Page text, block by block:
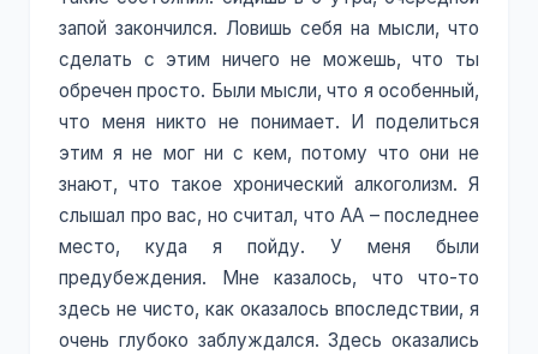
запой закончился. Ловишь себя на мысли, что
сделать с этим ничего не можешь, что ты
обречен просто. Были мысли, что я особенный,
что меня никто не понимает. И поделиться
этим я не мог ни с кем, потому что они не
знают, что такое хронический алкоголизм. Я
слышал про вас, но считал, что АА – последнее
место, куда я пойду. У меня были
предубеждения. Мне казалось, что что-то
здесь не чисто, как оказалось впоследствии, я
очень глубоко заблуждался. Здесь оказались